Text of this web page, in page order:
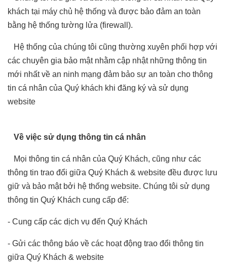
khách tại máy chủ hệ thống và được bảo đảm an toàn
bằng hệ thống tường lửa (firewall).
Hệ thống của chúng tôi cũng thường xuyên phối hợp với
các chuyên gia bảo mật nhằm cập nhật những thông tin
mới nhất về an ninh mạng đảm bảo sự an toàn cho thông
tin cá nhân của Quý khách khi đăng ký và sử dụng
website
Về việc sử dụng thông tin cá nhân
Mọi thông tin cá nhân của Quý Khách, cũng như các
thông tin trao đổi giữa Quý Khách & website đều được lưu
giữ và bảo mật bởi hệ thống website. Chúng tôi sử dụng
thông tin Quý Khách cung cấp để:
- Cung cấp các dịch vụ đến Quý Khách
- Gửi các thông báo về các hoạt động trao đổi thông tin
giữa Quý Khách & website